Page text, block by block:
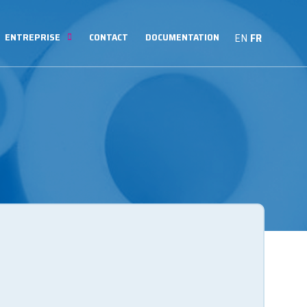
ENTREPRISE CONTACT DOCUMENTATION EN FR